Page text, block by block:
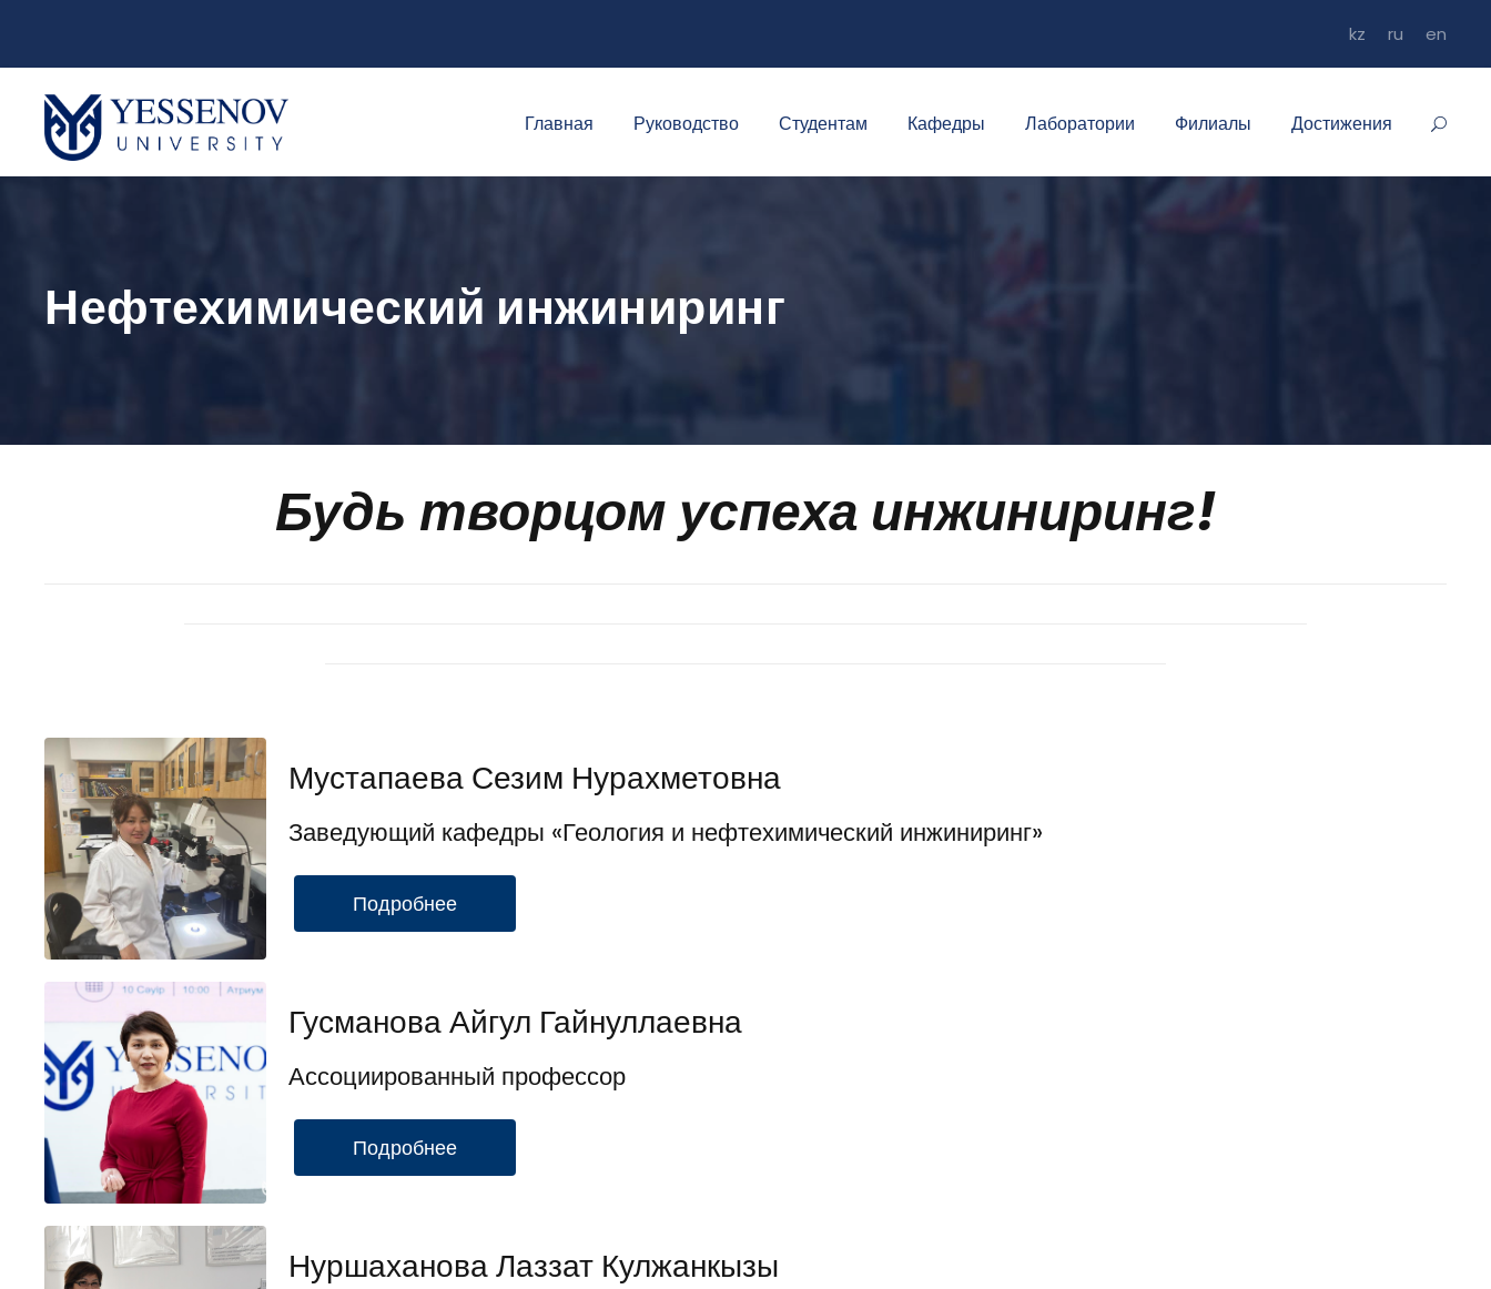
kz ru en
Главная Руководство Студентам Кафедры Лаборатории Филиалы Достижения
Нефтехимический инжиниринг
Будь творцом успеха инжиниринг!
Мустапаева Сезим Нурахметовна
Заведующий кафедры «Геология и нефтехимический инжиниринг»
Подробнее
Гусманова Айгул Гайнуллаевна
Ассоциированный профессор
Подробнее
Нуршаханова Лаззат Кулжанкызы